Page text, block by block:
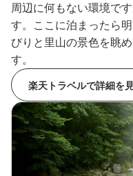
周辺に何もない環境で
す。ここに泊まったら
びりと里山の景色を眺
す。
楽天トラベルで詳細を